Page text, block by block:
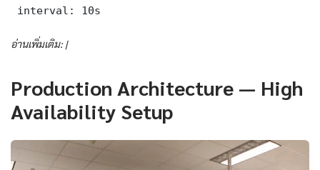
interval: 10s
อ่านเพิ่มเติม: |
Production Architecture — High
Availability Setup